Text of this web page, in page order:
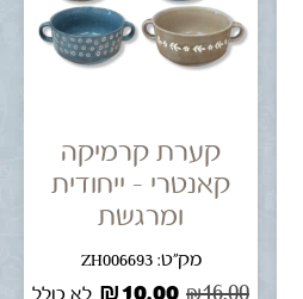
קערת קרמיקה
קאנטרי – ייחודית
ומרגשת
מק"ט: ZH006693
₪16.00
₪10.00 לא כולל